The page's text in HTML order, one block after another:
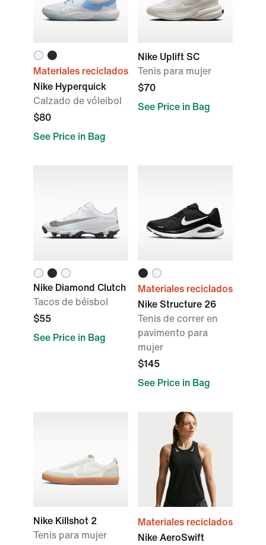
Materiales reciclados
Nike Hyperquick
Calzado de vóleibol
$80
See Price in Bag
Nike Uplift SC
Tenis para mujer
$70
See Price in Bag
Nike Diamond Clutch
Tacos de béisbol
$55
See Price in Bag
Materiales reciclados
Nike Structure 26
Tenis de correr en
pavimento para
mujer
$145
See Price in Bag
Nike Killshot 2
Tenis para mujer
Materiales reciclados
Nike AeroSwift